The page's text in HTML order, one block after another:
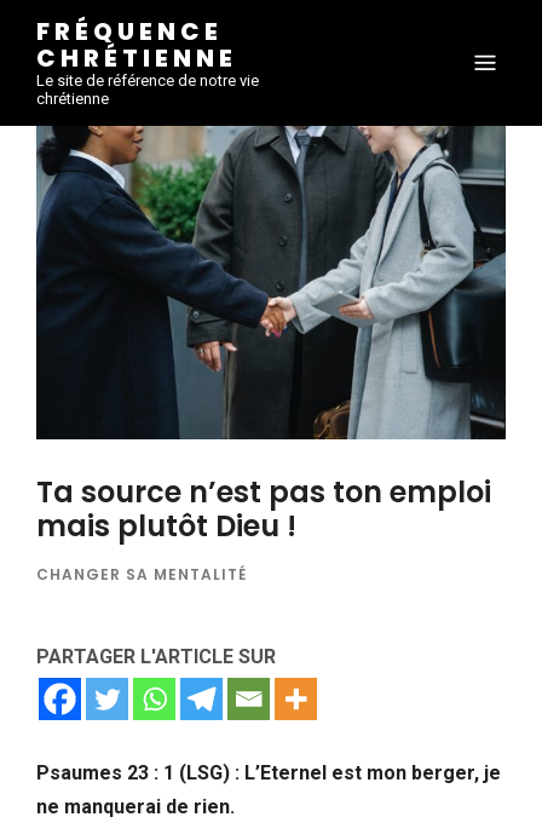
FRÉQUENCE
CHRÉTIENNE
Le site de référence de notre vie
chrétienne
Ta source n’est pas ton emploi
mais plutôt Dieu !
CHANGER SA MENTALITÉ
PARTAGER L'ARTICLE SUR
Psaumes 23 : 1 (LSG) : L’Eternel est mon berger, je
ne manquerai de rien.